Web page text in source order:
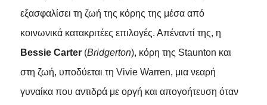
εξασφαλίσει τη ζωή της κόρης της μέσα από
κοινωνικά κατακριτέες επιλογές. Απέναντί της, η
Bessie Carter(Bridgerton), κόρη της Staunton και
στη ζωή, υποδύεται τη Vivie Warren, μια νεαρή
γυναίκα που αντιδρά με οργή και απογοήτευση όταν